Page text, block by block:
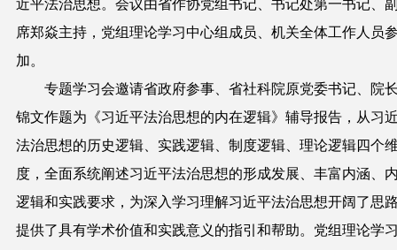
近平法治思想。会议由省作协党组书记、书记处第一书记、
席郑焱主持，党组理论学习中心组成员、 机关全体工作人员
加。
专题学习会邀请省政府参事、省社科院原党委书记、院
锦文作题为《习近平法治思想的内在逻辑》辅导报告， 从习
法治思想的历史逻辑、 实践逻辑 制度逻辑 、理论逻辑四个
度，全面系统阐述习近平法治思想的形成发展、丰富内涵、
逻辑和实践要求 ， 为深入学习理解习近平法治思想开阔了思
提供了具有学术价值和实践意义的指引和帮助。党组理论学